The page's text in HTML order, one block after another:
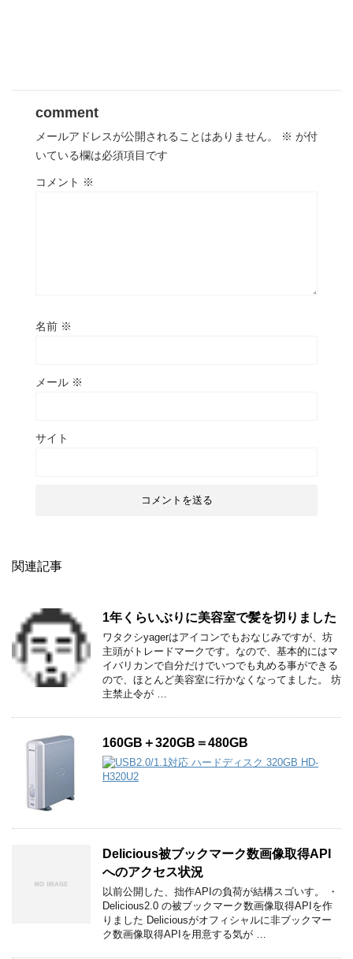
comment
メールアドレスが公開されることはありません。 ※ が付
いている欄は必須項目です
コメント ※
名前 ※
メール ※
サイト
関連記事
1年くらいぶりに美容室で髪を切りました
ワタクシyagerはアイコンでもおなじみですが、坊
主頭がトレードマークです。なので、基本的にはマ
イバリカンで自分だけでいつでも丸める事ができる
ので、ほとんど美容室に行かなくなってました。 坊
主禁止令が …
160GB＋320GB＝480GB
Delicious被ブックマーク数画像取得API
へのアクセス状況
以前公開した、拙作APIの負荷が結構スゴいす。 ・
Delicious2.0 の被ブックマーク数画像取得APIを作
りました Deliciousがオフィシャルに非ブックマー
ク数画像取得APIを用意する気が …